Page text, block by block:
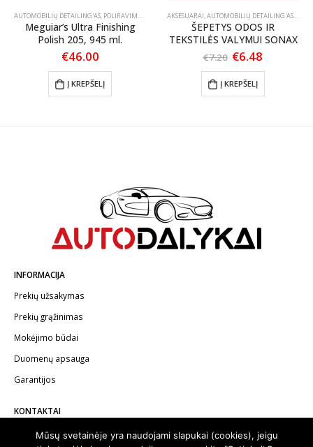
PRIEŽIŪRA,TEKSTILĖS PRIEŽIŪRA
AUTOMOBILIŲ DETAILING'AS, POLIRAVIMAS POLIRAVIMO PASTOS
Meguiar’s Ultra Finishing
Polish 205, 945 ml.
€46.00
Į KREPŠELĮ
AKSESUARAI,AUTOMOBILIŲ DETAILING'AS,
ŠEPETYS ODOS IR
TEKSTILĖS VALYMUI SONAX
€7.20 Original
was:
€7.20.
€6.48
Į KREPŠELĮ
INFORMACIJA
Prekių užsakymas
Prekių grąžinimas
Mokėjimo būdai
Duomenų apsauga
Garantijos
KONTAKTAI
Telefonas:+370 602 62622
Mūsų svetainėje yra naudojami slapukai (cookies), jeigu